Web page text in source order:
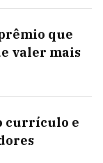
que
valer mais
currículo e